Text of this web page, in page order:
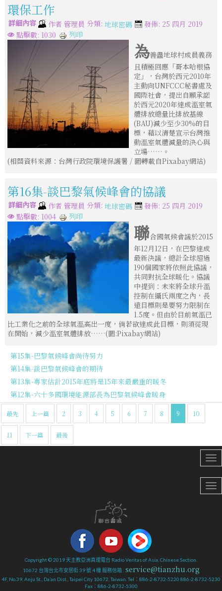
環保工作
詳細內容 作者 管理員 分類: 地球密碼
發佈: 25 四月 2019
點擊數: 1030
列印
為善盡地球村成員義務
且積極回應「哥本哈根協
定」，台灣於西元2010年
主動向UNFCCC秘書處及
國際社會，提出自願承諾
於西元2020年達成溫室氣
體排放總量比排放基線
(BAU)減少至少30%的目
標，藉以清楚宣示台灣推
動溫室氣體減量的決心與
立場……。
(相關資料來源：台灣行政院環境保護署 / 圖轉載自Pixabay網站)
第16集-談巴黎氣候峰會的協議
詳細內容 作者 管理員 分類: 地球密碼
發佈: 25 四月 2019
點擊數: 1004
列印
聯合國氣候會議於2015
年12月12日，在巴黎達成
最新決議，總計全球超過
190個國家將依照此協議，
共同對抗全球暖化。協議
中提到：未來將全球升溫
控制在攝氏兩度之內，長
遠目標則是要努力限制在
1.5度。但由於目前氣溫已
比工業化之前的全球氣溫高出一度，倘若欲達成此目標，則須從現
在開始，減少溫室氣體排放……(圖:Pixabay網站)
第15集-巴黎氣候峰會尚待努力
第14集-談巴黎氣候峰會的期待
第13集-專家估計2015年底將是15年來最嚴重的暖冬
第12集-六十多國環境能源部長為巴黎氣候峰會暖身
最先 上一篇 2 3 4 5 6 7 8 9 10
11 下一篇 最後
Copyright © 2019 天主教亞洲真理電台 Radio Veritas of Asia, Chinese Section.
10672 台灣台北市安居街 39 號 4 樓 服務信箱 : service@tianzhu.org
4F, No.39, Anju St., Da’an Dist., Taipei City 10672, Taiwan. Tel：886-2-8732-5220 886-2-8732-5230
Fax：886-2-8732-5300